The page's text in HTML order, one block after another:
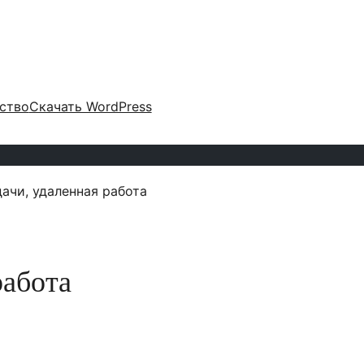
Скачать WordPress
удаленная работа